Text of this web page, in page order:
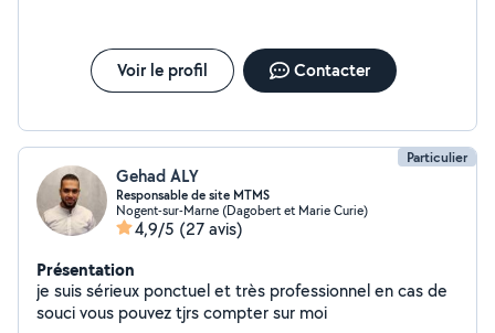
Voir le profil Contacter
Particulier
Gehad ALY
Responsable de site MTMS
Nogent-sur-Marne (Dagobert et Marie Curie)
4,9/5 (27 avis)
Présentation
je suis sérieux ponctuel et très professionnel en cas de
souci vous pouvez tjrs compter sur moi